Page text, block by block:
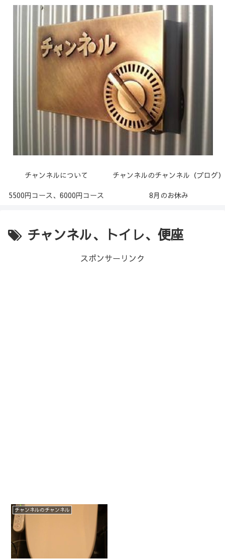
チャンネルについて
チャンネルのチャンネル（ブログ）
5500円コース、6000円コース
8月のお休み
チャンネル、トイレ、便座
スポンサーリンク
チャンネルのチャンネル